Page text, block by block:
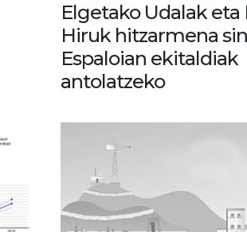
Elgetako Udalak
Hiruk hitzarmena
Espaloian ekitaldiak
antolatzeko